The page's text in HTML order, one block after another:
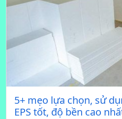
5+ mẹo lựa chọn, sử
EPS tốt, độ bền cao